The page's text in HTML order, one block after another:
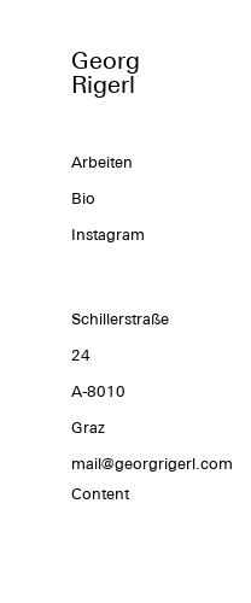
Georg
Rigerl
Arbeiten
Bio
Instagram
Schillerstraße
24
A-8010
Graz
mail@georgrigerl.com
Content